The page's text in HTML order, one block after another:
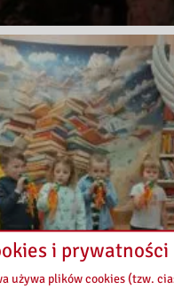
i prywatności
używa plików cookies (tzw.